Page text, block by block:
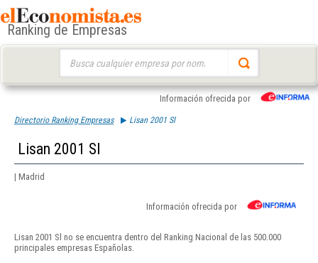
Ranking de Empresas
Información ofrecida por
Directorio Ranking Empresas Lisan 2001 Sl
Lisan 2001 Sl
| Madrid
Información ofrecida por
Lisan 2001 Sl no se encuentra dentro del Ranking Nacional de las 500.000
principales empresas Españolas.